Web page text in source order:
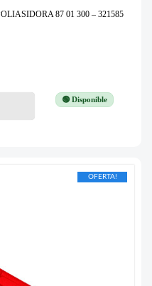
87 01 300 – 321585
🟢 Disponible
OFERTA!